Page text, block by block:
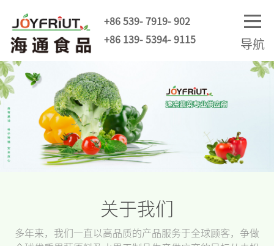
+86 539- 7919- 902
+86 139- 5394- 9115
导航
关于我们
多年来，我们一直以高品质的产品服务于全球顾客，争做